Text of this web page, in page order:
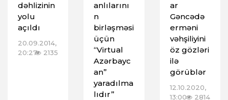
dəhlizinin
yolu
açıldı
20.09.2014,
20:27
2135
anlılarını
n
birləşməsi
üçün
“Virtual
Azərbayc
an”
yaradılma
lıdır”
ar
Gəncədə
erməni
vəhşiliyini
öz gözləri
ilə
görüblər
12.10.2020,
13:00
2814